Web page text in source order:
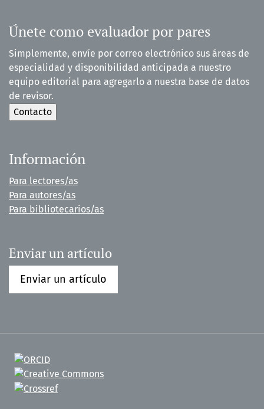
Únete como evaluador por pares
Simplemente, envíe por correo electrónico sus áreas de
especialidad y disponibilidad anticipada a nuestro
equipo editorial para agregarlo a nuestra base de datos
de revisor.
Información
Para lectores/as
Para autores/as
Para bibliotecarios/as
Enviar un artículo
Enviar un artículo